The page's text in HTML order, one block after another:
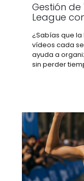
Gestión de
League
¿Sabías que
vídeos cada
ayuda a
sin perder